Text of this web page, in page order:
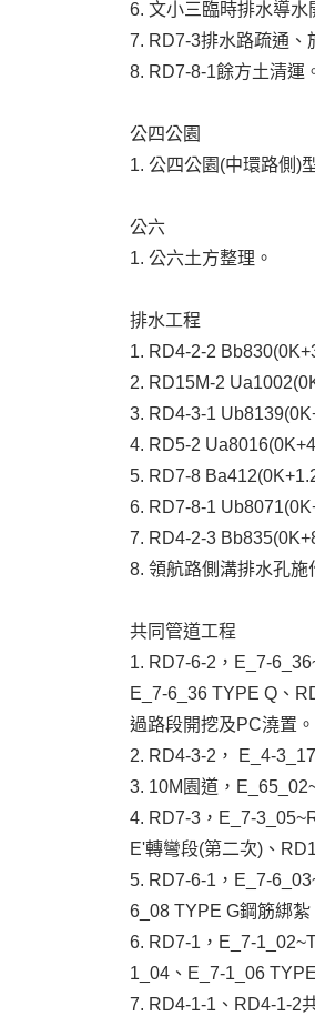
6. 文小三臨時排水導水
7. RD7-3排水路疏通、
8. RD7-8-1餘方土清運
公四公園
1. 公四公園(中環路側)
公六
1. 公六土方整理。
排水工程
1. RD4-2-2
2. RD15M-2
3. RD4-3-1
4. RD5-2
5. RD7-8
6. RD7-8-1
7. RD4-2-3
8. 領航路側溝排水孔施
共同管道工程
1. RD7-6-2，E_7-
E_7-6_36 TYPE Q、
過路段開挖及PC澆置。
2. RD4-3-2， E_4-
3. 10M園道，
4. RD7-3，E_7-
E'轉彎段(第二次)、
5. RD7-6-1，E_7-
6_08 TYPE G鋼筋綁
6. RD7-1，E_7-
1_04、E_7-1_06
7. RD4-1-1、RD4-1-2